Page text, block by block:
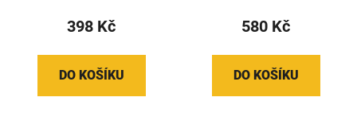
398 Kč
DO KOŠÍKU
580 Kč
DO KOŠÍKU